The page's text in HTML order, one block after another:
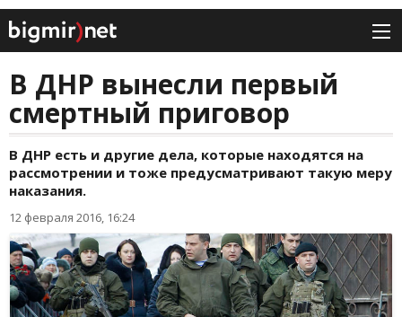
В ДНР вынесли первый
смертный приговор
В ДНР есть и другие дела, которые находятся на
рассмотрении и тоже предусматривают такую меру
наказания.
12 февраля 2016, 16:24